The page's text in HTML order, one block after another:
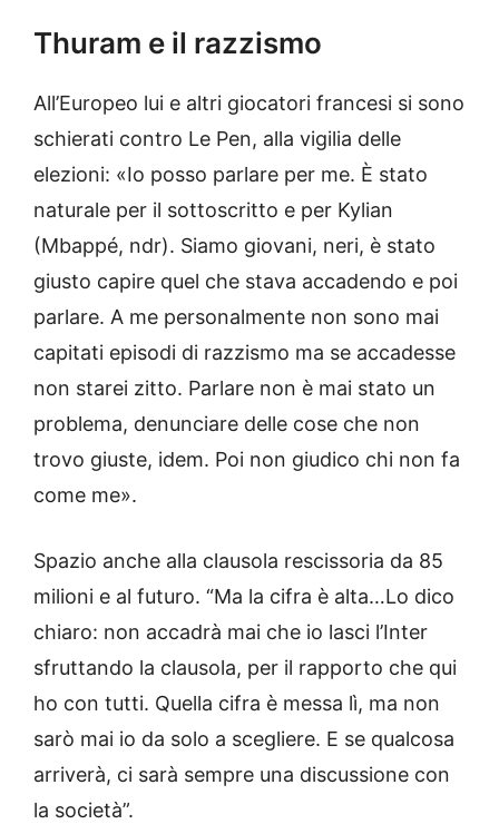
Thuram e il razzismo
All’Europeo lui e altri giocatori francesi si sono
schierati contro Le Pen, alla vigilia delle
elezioni: «Io posso parlare per me. È stato
naturale per il sottoscritto e per Kylian
(Mbappé, ndr). Siamo giovani, neri, è stato
giusto capire quel che stava accadendo e poi
parlare. A me personalmente non sono mai
capitati episodi di razzismo ma se accadesse
non starei zitto. Parlare non è mai stato un
problema, denunciare delle cose che non
trovo giuste, idem. Poi non giudico chi non fa
come me».
Spazio anche alla clausola rescissoria da 85
milioni e al futuro. “Ma la cifra è alta…Lo dico
chiaro: non accadrà mai che io lasci l’Inter
sfruttando la clausola, per il rapporto che qui
ho con tutti. Quella cifra è messa lì, ma non
sarò mai io da solo a scegliere. E se qualcosa
arriverà, ci sarà sempre una discussione con
la società”.